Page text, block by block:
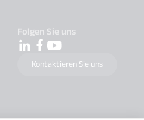
Folgen Sie uns
Kontaktieren Sie uns